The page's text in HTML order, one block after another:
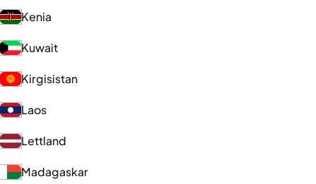
Kenia
Kuwait
Kirgisistan
Laos
Lettland
Madagaskar